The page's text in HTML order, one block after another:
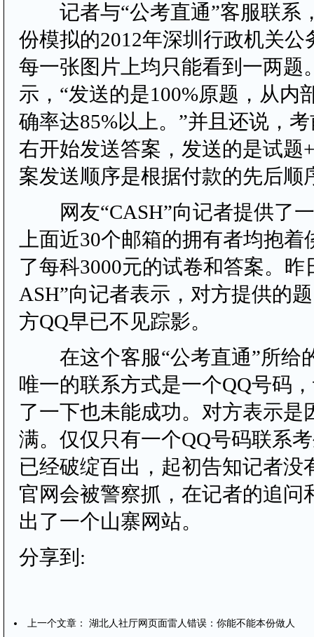
记者与“公考直通”客服联系
份模拟的2012年深圳行政机关公
每一张图片上均只能看到一两题
示，“发送的是100%原题，从内
确率达85%以上。”并且还说，
右开始发送答案，发送的是试题
案发送顺序是根据付款的先后顺
网友“CASH”向记者提供了
上面近30个邮箱的拥有者均抱
了每科3000元的试卷和答案。昨
ASH”向记者表示，对方提供的
方QQ早已不见踪影。
在这个客服“公考直通”所给
唯一的联系方式是一个QQ号码
了一下也未能成功。对方表示是
满。仅仅只有一个QQ号码联系
已经破绽百出，起初告知记者没
官网会被警察抓，在记者的追问
出了一个山寨网站。
分享到:
上一个文章： 湖北人社厅网页面雷人错误：你能不能本份做人